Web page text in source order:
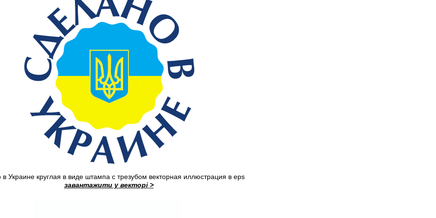
Украине круглая в виде штампа с трезубом векторная иллюстрация в eps
завантажити у векторі >